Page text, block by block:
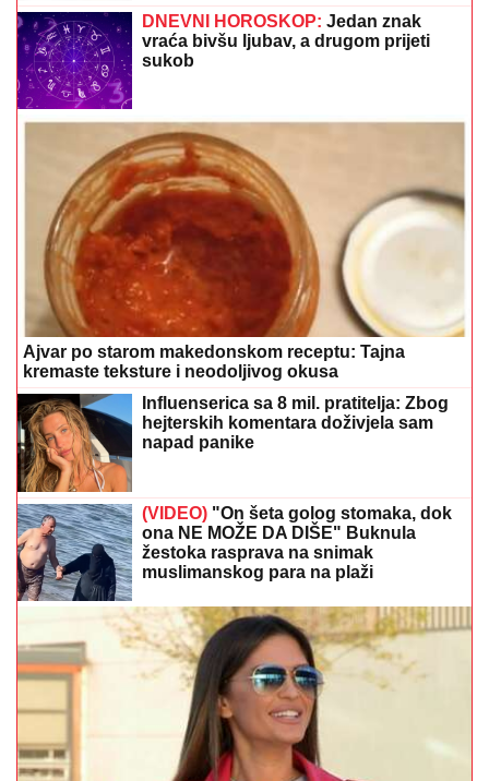
DNEVNI HOROSKOP: Jedan znak
vraća bivšu ljubav, a drugom prijeti
sukob
Ajvar po starom makedonskom receptu: Tajna
kremaste teksture i neodoljivog okusa
Influenserica sa 8 mil. pratitelja: Zbog
hejterskih komentara doživjela sam
napad panike
(VIDEO) "On šeta golog stomaka, dok
ona NE MOŽE DA DIŠE" Buknula
žestoka rasprava na snimak
muslimanskog para na plaži